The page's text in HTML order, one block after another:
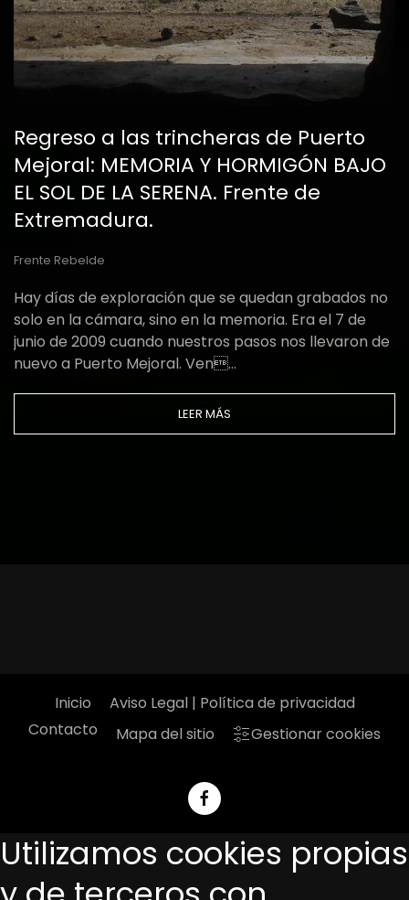
Regreso a las trincheras de Puerto
Mejoral: MEMORIA Y HORMIGÓN BAJO
EL SOL DE LA SERENA. Frente de
Extremadura.
Frente Rebelde
Hay días de exploración que se quedan grabados no
solo en la cámara, sino en la memoria. Era el 7 de
junio de 2009 cuando nuestros pasos nos llevaron de
nuevo a Puerto Mejoral. Ven…
LEER MÁS
Inicio
Aviso Legal | Política de privacidad
Contacto
Mapa del sitio Gestionar cookies
Utilizamos cookies propias